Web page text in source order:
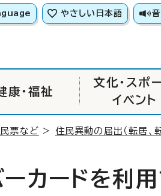
やさしい日本語
康・福祉
文化・スポ
イベント
票など > 住民異動の届出（転居、
カードを利